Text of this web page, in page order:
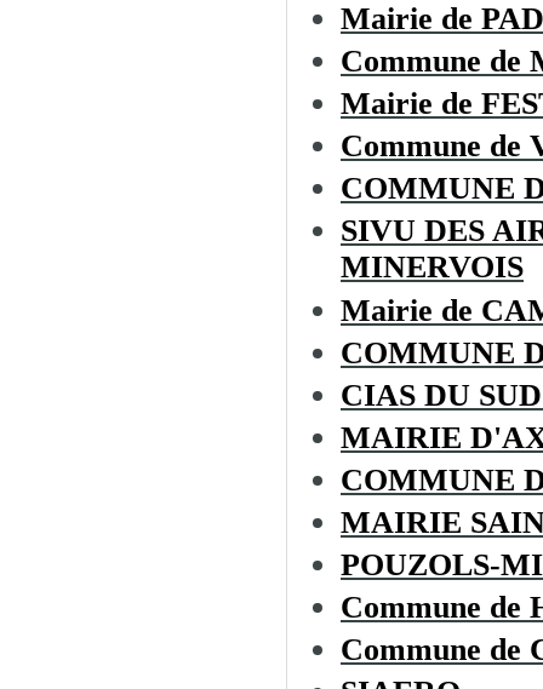
Mairie de
Commune de
Mairie de
Commune de
COMMUNE
SIVU DES
MINERVOIS
Mairie de
COMMUNE
CIAS DU
MAIRIE
COMMUNE
MAIRIE
POUZOLS-
Commune de
Commune de